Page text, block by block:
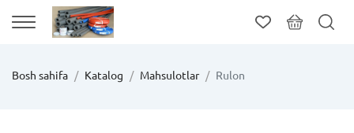
Bosh sahifa Katalog Mahsulotlar Rulon